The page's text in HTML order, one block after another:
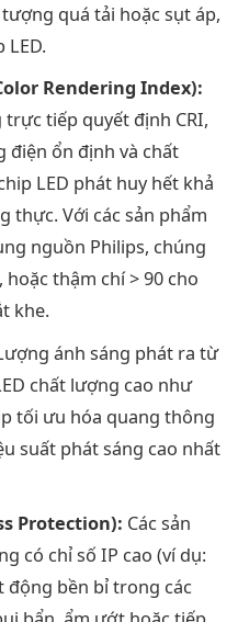
quá tải hoặc sụt áp,
Rendering Index):
tiếp quyết định CRI,
điện ổn định và chất
LED phát huy hết khả
thực. Với các sản phẩm
nguồn Philips, chúng
hoặc thậm chí > 90 cho
khe.
ánh sáng phát ra từ
chất lượng cao như
tối ưu hóa quang thông
suất phát sáng cao nhất
Protection): Các sản
có chỉ số IP cao (ví dụ:
động bền bỉ trong các